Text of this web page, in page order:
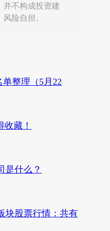
并不构成投资建
险自担。
整理（5月22
藏！
是什么？
块股票行情：共有